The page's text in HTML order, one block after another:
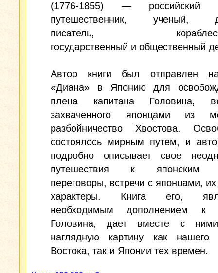
(1776-1855) — российский
путешественник, ученый,
писатель,
государственный и общественный
Автор книги был отправлен
«Диана» в Японию для
плена капитана Головина,
захваченного японцами из
разбойничество Хвостова.
состоялось мирным путем, и
подробно описывает свое
путешествия к японским
переговоры, встречи с японцами,
характеры. Книга его,
необходимым дополнением к
Головина, дает вместе с
наглядную картину как нашего
Востока, так и Японии тех времен.